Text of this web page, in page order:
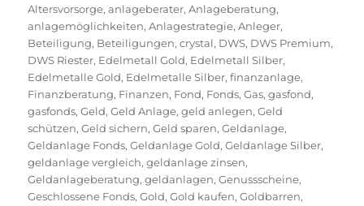
Altersvorsorge,anlageberater,Anlageberatung,
anlagemöglichkeiten,Anlagestrategie,Anleger,
Beteiligung, Beteiligungen,crystal, DWS, DWS Premium,
DWS Riester, Edelmetall Gold, Edelmetall Silber,
Edelmetalle Gold, Edelmetalle Silber,finanzanlage,
Finanzberatung, Finanzen, Fond, Fonds,Gas,gasfond,
gasfonds,Geld,Geld Anlage,geld anlegen,Geld
schützen,Geld sichern,Geld sparen,Geldanlage,
Geldanlage Fonds,Geldanlage Gold,Geldanlage Silber,
geldanlage vergleich,geldanlage zinsen,
Geldanlageberatung,geldanlagen,Genussscheine,
Geschlossene Fonds,Gold,Gold kaufen,Goldbarren,